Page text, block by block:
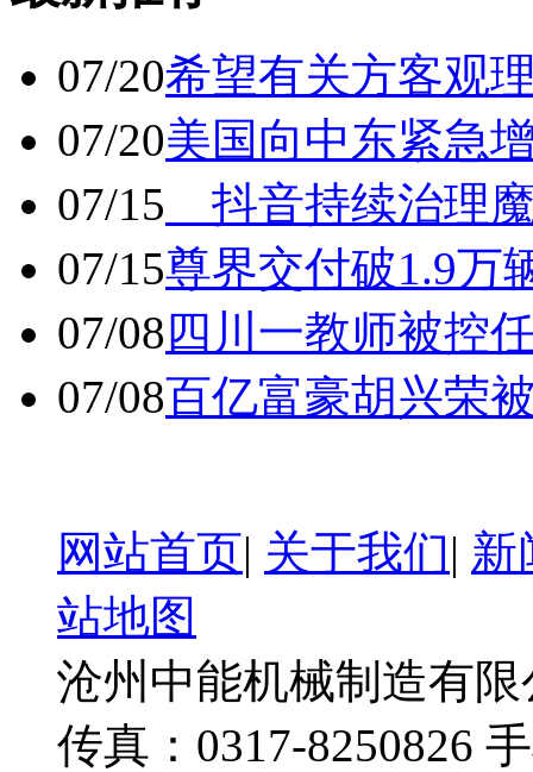
07/20希望有关方客观
07/20美国向中东紧急
07/15 抖音持续治理
07/15尊界交付破1.9万
07/08 四川一教师被控
07/08百亿富豪胡兴荣
网站首页| 关于我们| 新
站地图
沧州中能机械制造有限
传真：0317-8250826